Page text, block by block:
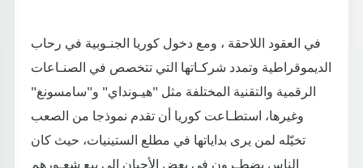
في العقود اللاحقة ، ومع دخول كوريا الجنـوبية في رحاب
الديموقراطية وتمدد شركـاتها التي تتخصص في الصنـاعات
الرقمية والتقنية المختلفة مثل "هيـونداي" و"سامسونغ"
وغيرها، استطـاعت كوريا أن تقدم نموذجا من الصعب
تخيّله لمن يرى بداياتها في مطلع الستينيات، حيث كان
الناس يضطـرون في بعض الأحيان إلى بيع شعـورهم